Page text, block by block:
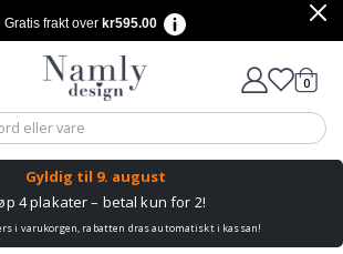
Gratis frakt over kr595.00
Basert på 1025 stemmer 0varer
Gyldig til 9. august
4 plakater – betal kun for 2!
i varukorgen, rabatten dras automatiskt i kassan!